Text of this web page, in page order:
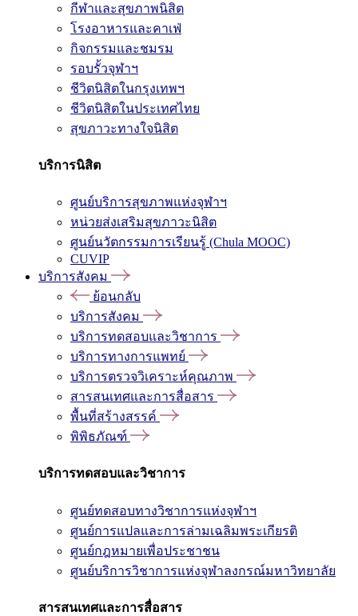
กีฬาและสุขภาพนิสิต
โรงอาหารและคาเฟ่
กิจกรรมและชมรม
รอบรั้วจุฬาฯ
ชีวิตนิสิตในกรุงเทพฯ
ชีวิตนิสิตในประเทศไทย
สุขภาวะทางใจนิสิต
บริการนิสิต
ศูนย์บริการสุขภาพแห่งจุฬาฯ
หน่วยส่งเสริมสุขภาวะนิสิต
ศูนย์นวัตกรรมการเรียนรู้ (Chula MOOC)
CUVIP
บริการสังคม
ย้อนกลับ
บริการสังคม
บริการทดสอบและวิชาการ
บริการทางการแพทย์
บริการตรวจวิเคราะห์คุณภาพ
สารสนเทศและการสื่อสาร
พื้นที่สร้างสรรค์
พิพิธภัณฑ์
บริการทดสอบและวิชาการ
ศูนย์ทดสอบทางวิชาการแห่งจุฬาฯ
ศูนย์การแปลและการล่ามเฉลิมพระเกียรติ
ศูนย์กฎหมายเพื่อประชาชน
ศูนย์บริการวิชาการแห่งจุฬาลงกรณ์มหาวิทยาลัย
สารสนเทศและการสื่อสาร